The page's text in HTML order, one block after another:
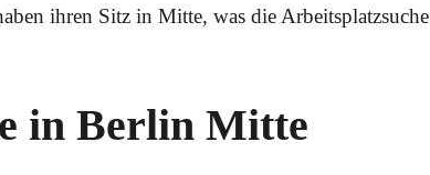
ihren Sitz in Mitte, was die Arbeitsplatzsuche
in Berlin Mitte